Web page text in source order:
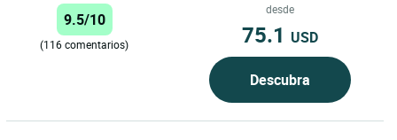
9.5/10
(116 comentarios)
desde
75.1 USD
Descubra